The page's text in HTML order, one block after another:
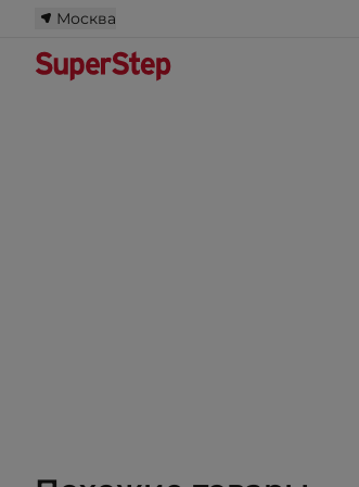
Москва